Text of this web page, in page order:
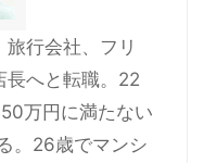
行会社、フリ
長へと転職。22
万円に満たない
。26歳でマンシ